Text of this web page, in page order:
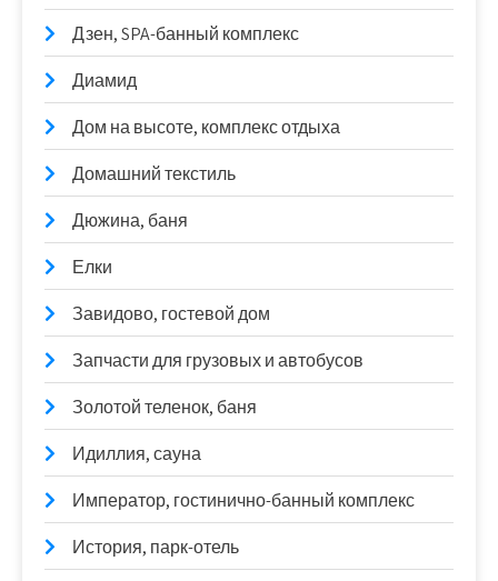
Дзен, SPA-банный комплекс
Диамид
Дом на высоте, комплекс отдыха
Домашний текстиль
Дюжина, баня
Елки
Завидово, гостевой дом
Запчасти для грузовых и автобусов
Золотой теленок, баня
Идиллия, сауна
Император, гостинично-банный комплекс
История, парк-отель